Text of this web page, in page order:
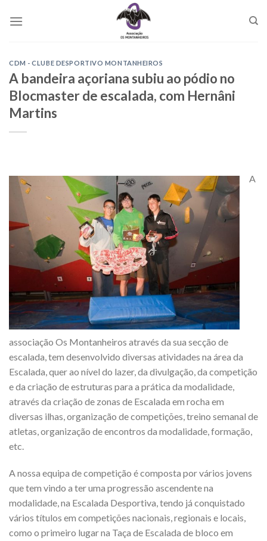
CDM - CLUBE DESPORTIVO MONTANHEIROS
A bandeira açoriana subiu ao pódio no
Blocmaster de escalada, com Hernâni
Martins
A
associação Os Montanheiros através da sua secção de
escalada, tem desenvolvido diversas atividades na área da
Escalada, quer ao nível do lazer, da divulgação, da competição
e da criação de estruturas para a prática da modalidade,
através da criação de zonas de Escalada em rocha em
diversas ilhas, organização de competições, treino semanal de
atletas, organização de encontros da modalidade, formação,
etc.
A nossa equipa de competição é composta por vários jovens
que tem vindo a ter uma progressão ascendente na
modalidade, na Escalada Desportiva, tendo já conquistado
vários títulos em competições nacionais, regionais e locais,
como o primeiro lugar na Taça de Escalada de bloco em